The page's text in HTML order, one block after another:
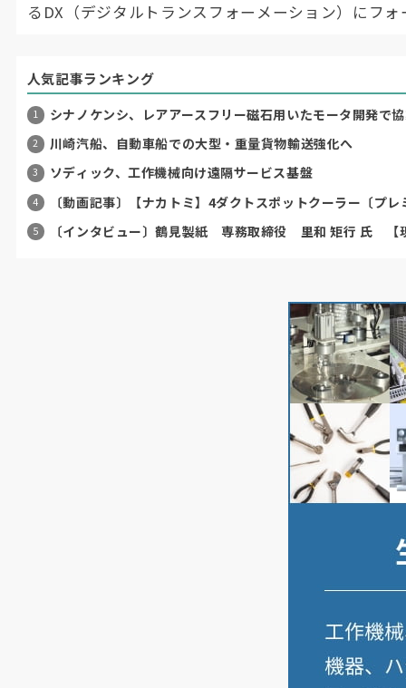
るDX（デジタルトランスフォーメーション）にフ
19年発表の経産省DXリポートあたりから一般にも
みに損失が出る時期を同省は当時25年としており、
国には喫緊の課題です。
人気記事ランキング
シナノケンシ、レアアースフリー磁石用いたモータ開発で
川崎汽船、自動車船での大型・重量貨物輸送強化へ
ソディック、工作機械向け遠隔サービス基盤
〔動画記事〕【ナカトミ】4ダクトスポットクーラー〔プ
〔インタビュー〕鶴見製紙 専務取締役 里和 矩行 氏 【